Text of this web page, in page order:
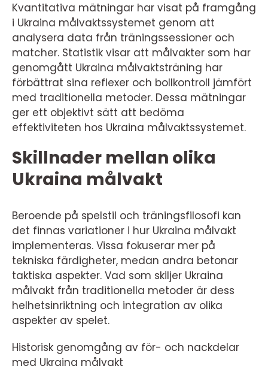
Kvantitativa mätningar har visat på framgång
i Ukraina målvaktssystemet genom att
analysera data från träningssessioner och
matcher. Statistik visar att målvakter som har
genomgått Ukraina målvaktsträning har
förbättrat sina reflexer och bollkontroll jämfört
med traditionella metoder. Dessa mätningar
ger ett objektivt sätt att bedöma
effektiviteten hos Ukraina målvaktssystemet.
Skillnader mellan olika
Ukraina målvakt
Beroende på spelstil och träningsfilosofi kan
det finnas variationer i hur Ukraina målvakt
implementeras. Vissa fokuserar mer på
tekniska färdigheter, medan andra betonar
taktiska aspekter. Vad som skiljer Ukraina
målvakt från traditionella metoder är dess
helhetsinriktning och integration av olika
aspekter av spelet.
Historisk genomgång av för- och nackdelar
med Ukraina målvakt